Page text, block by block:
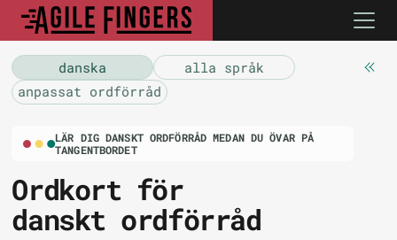
danska
alla språk
anpassat ordförråd
LÄR DIG DANSKT ORDFÖRRÅD MEDAN DU ÖVAR PÅ
TANGENTBORDET
Ordkort för
danskt ordförråd